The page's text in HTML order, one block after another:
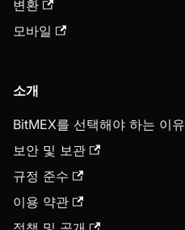
변환
모바일
소개
BitMEX를 선택해야 하는 이유
보안 및 보관
규정 준수
이용 약관